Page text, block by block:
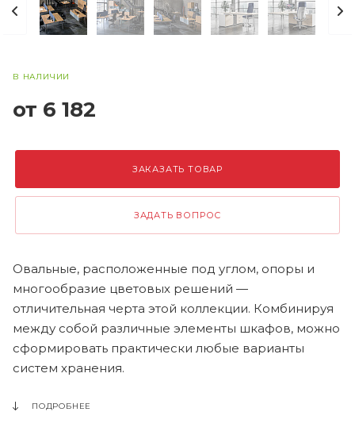
В НАЛИЧИИ
от 6 182
ЗАКАЗАТЬ ТОВАР
ЗАДАТЬ ВОПРОС
Овальные, расположенные под углом, опоры и
многообразие цветовых решений —
отличительная черта этой коллекции. Комбинируя
между собой различные элементы шкафов, можно
сформировать практически любые варианты
систем хранения.
ПОДРОБНЕЕ